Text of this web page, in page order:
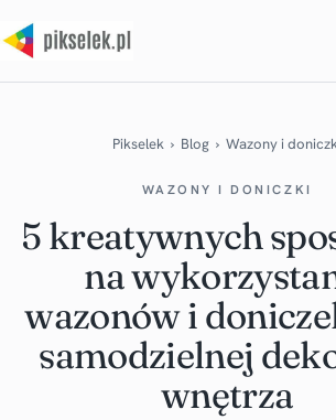
Pikselek › Blog ›Wazony i
WAZONY I DONICZKI
5 kreatywnych
na
wazonów i
samodzielnej
wnętrza